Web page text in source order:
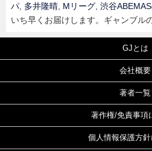
パ 多井隆晴 Mリーグ 渋谷ABEMAS
いち早くお届けします。ギャンブル
GJとは
会社概要
著者一覧
著作権/免責事項
個人情報保護方